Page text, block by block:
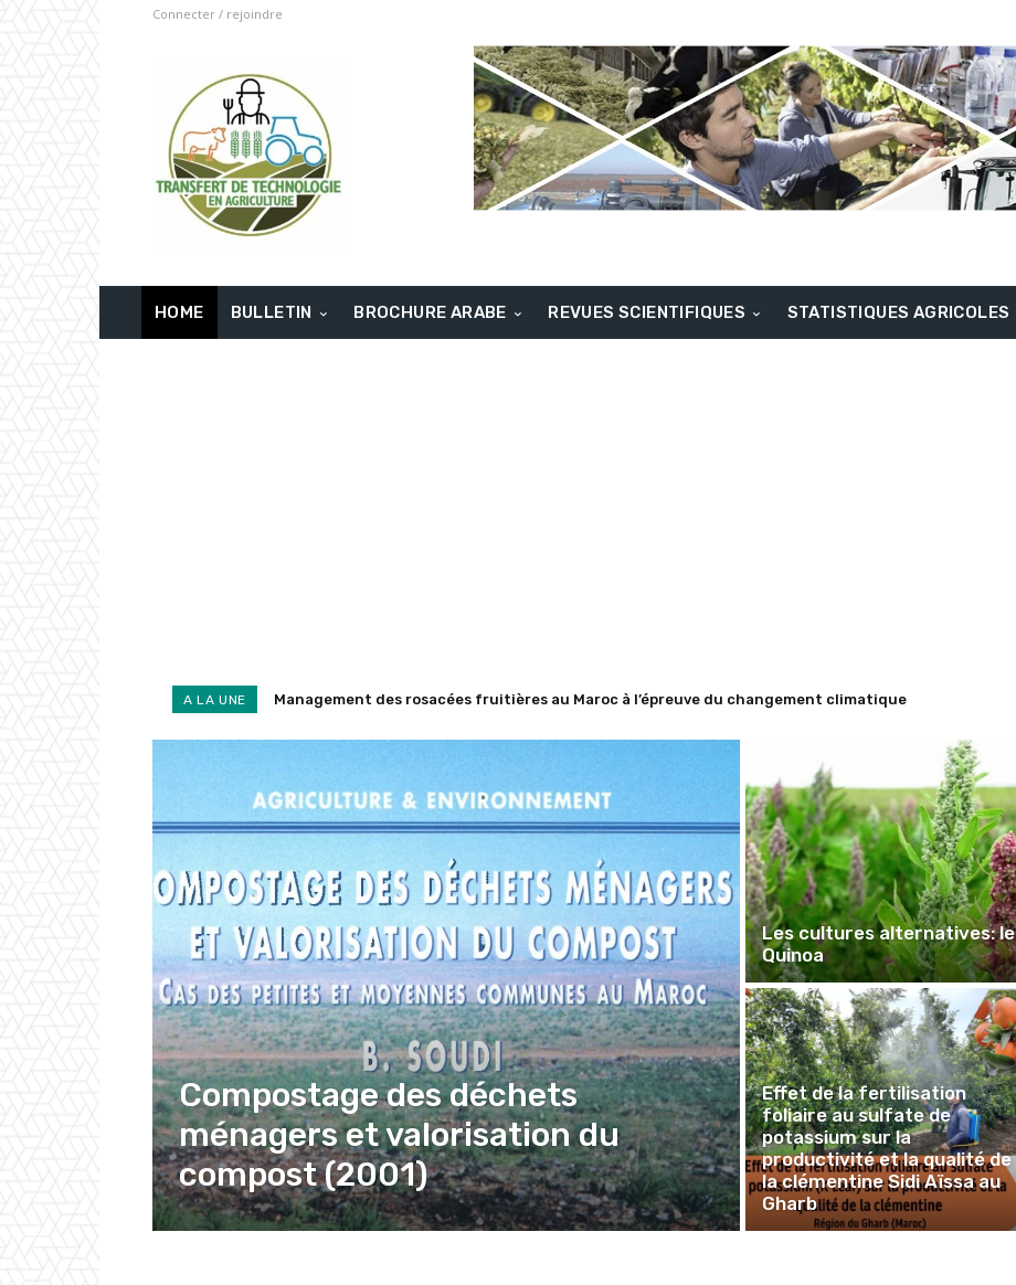
Connecter / rejoindre
HOME BULLETIN BROCHURE ARABE REVUES SCIENTIFIQUES STATISTIQUES AGRICOLES
A LA UNE Management des rosacées fruitières au Maroc à l’épreuve du changement climatique
Code pénal des Mejjat du Tazerwalt (1984), Paul PASCON
Compostage des déchets
ménagers et valorisation du
compost (2001)
Les cultures alternatives: le
Quinoa
Effet de la fertilisation
foliaire au sulfate de
potassium sur la
productivité et la qualité de
la clémentine Sidi Aïssa au
Gharb